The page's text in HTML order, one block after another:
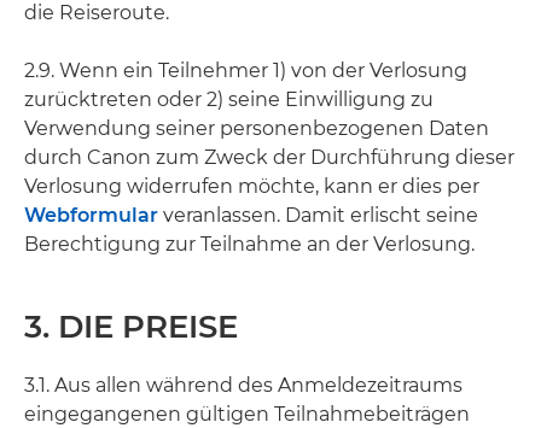
die Reiseroute.
2.9. Wenn ein Teilnehmer 1) von der Verlosung
zurücktreten oder 2) seine Einwilligung zu
Verwendung seiner personenbezogenen Daten
durch Canon zum Zweck der Durchführung dieser
Verlosung widerrufen möchte, kann er dies per
Webformular veranlassen. Damit erlischt seine
Berechtigung zur Teilnahme an der Verlosung.
3. DIE PREISE
3.1. Aus allen während des Anmeldezeitraums
eingegangenen gültigen Teilnahmebeiträgen